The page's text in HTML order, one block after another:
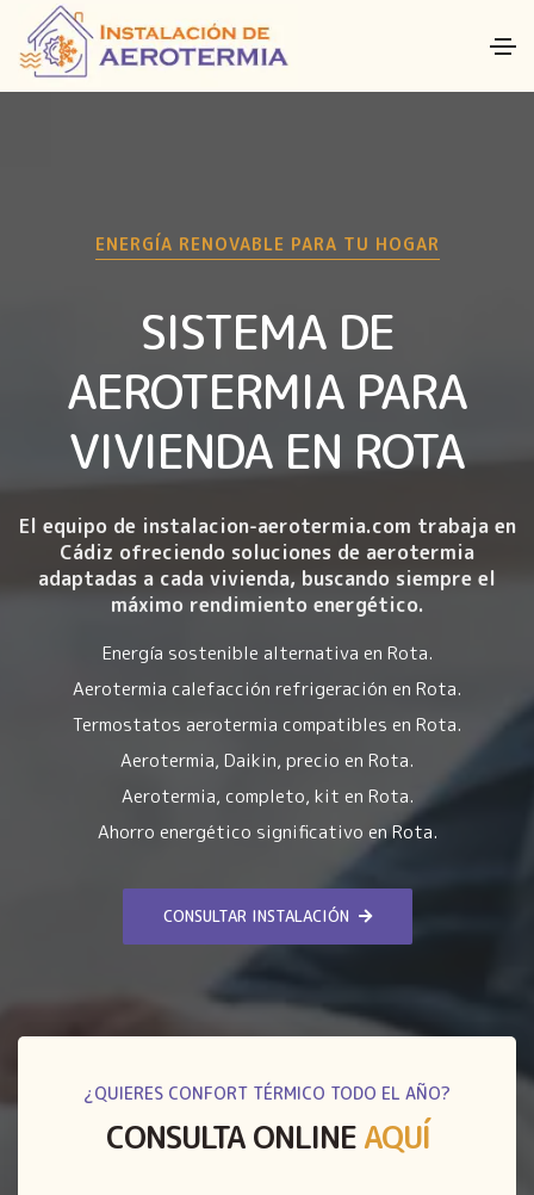
ENERGÍA RENOVABLE PARA TU HOGAR
SISTEMA DE
AEROTERMIA PARA
VIVIENDA EN ROTA
El equipo de instalacion-aerotermia.com trabaja en
Cádiz ofreciendo soluciones de aerotermia
adaptadas a cada vivienda, buscando siempre el
máximo rendimiento energético.
Energía sostenible alternativa en Rota.
Aerotermia calefacción refrigeración en Rota.
Termostatos aerotermia compatibles en Rota.
Aerotermia, Daikin, precio en Rota.
Aerotermia, completo, kit en Rota.
Ahorro energético significativo en Rota.
CONSULTAR INSTALACIÓN
¿QUIERES CONFORT TÉRMICO TODO EL AÑO?
CONSULTA ONLINEAQUÍ